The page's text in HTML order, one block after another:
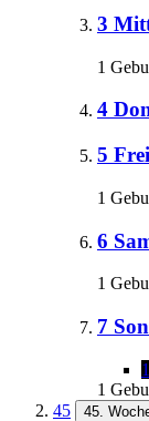
3
1
4
5
1
6
1
7
1
45
45.